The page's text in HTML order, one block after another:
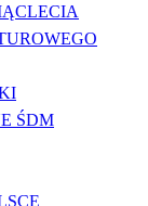
ŚDM